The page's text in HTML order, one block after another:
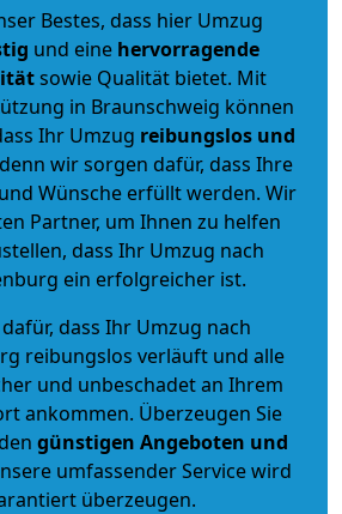
Bestes, dass hier Umzug
und eine hervorragende
sowie Qualität bietet. Mit
in Braunschweig können
Ihr Umzug reibungslos und
wir sorgen dafür, dass Ihre
Wünsche erfüllt werden. Wir
Partner, um Ihnen zu helfen
dass Ihr Umzug nach
ein erfolgreicher ist.
dass Ihr Umzug nach
reibungslos verläuft und alle
und unbeschadet an Ihrem
ankommen. Überzeugen Sie
günstigen Angeboten und
umfassender Service wird
überzeugen.